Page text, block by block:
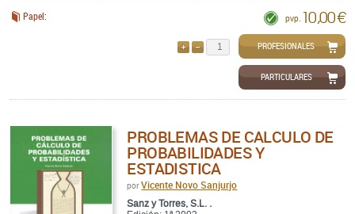
Papel: pvp. 10,00 €
QUITARPROFESIONALES
PARTICULARES
PROBLEMAS DE CALCULO DE
PROBABILIDADES Y
ESTADISTICA
porVicente Novo Sanjurjo
Sanz y Torres, S.L. .